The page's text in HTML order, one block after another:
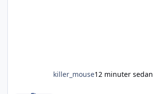
killer_mouse12 minuter sedan
På jakt efter jägare